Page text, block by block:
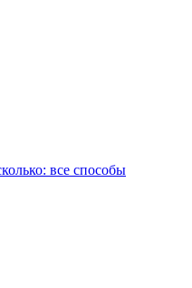
все способы